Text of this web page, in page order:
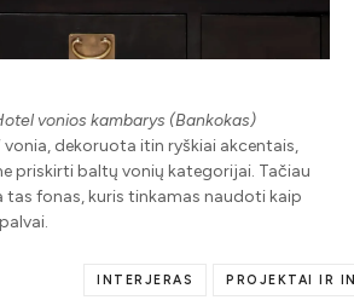
vonios kambarys (Bankokas)
vonia, dekoruota itin ryškiai akcentais,
priskirti baltų vonių kategorijai. Tačiau
tas fonas, kuris tinkamas naudoti kaip
INTERJERAS PROJEKTAI IR